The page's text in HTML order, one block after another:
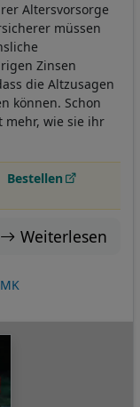
Altersvorsorge
müssen
Zinsen
die Altzusagen
können. Schon
mehr, wie sie ihr
Bestellen
Weiterlesen